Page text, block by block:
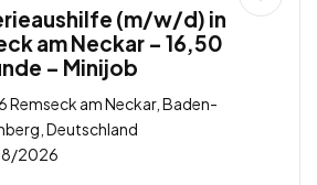
(m/w/d) in
am Neckar – 16,50
– Minijob
Remseck am Neckar, Baden-
Deutschland
2026